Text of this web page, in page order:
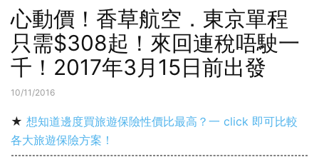
心動價！香草航空．東京單程
只需$308起！來回連稅唔駛一
千！2017年3月15日前出發
10/11/2016
★ 想知道邊度買旅遊保險性價比最高？一 click 即可比較
各大旅遊保險方案！